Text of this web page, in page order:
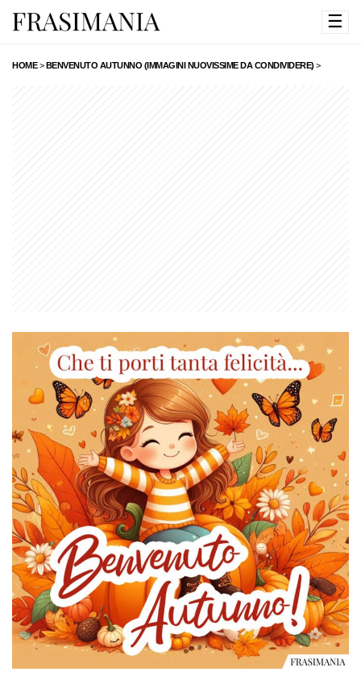
☰
HOME>BENVENUTO AUTUNNO (IMMAGINI NUOVISSIME DA CONDIVIDERE) >